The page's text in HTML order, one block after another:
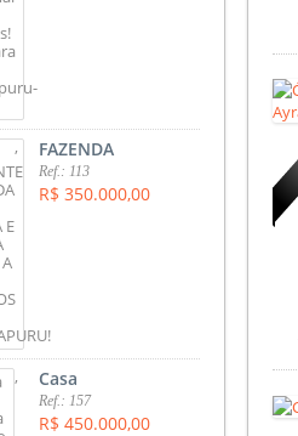
, FAZENDA
Ref.: 113
R$ 350.000,00
, Casa
Ref.: 157
R$ 450.000,00